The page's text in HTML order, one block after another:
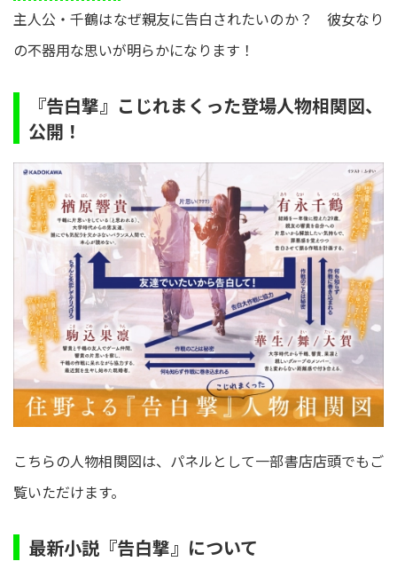
主人公・千鶴はなぜ親友に告白されたいのか？ 彼女なり
の不器用な思いが明らかになります！
『告白撃』こじれまくった登場人物相関図、
公開！
こちらの人物相関図は、パネルとして一部書店店頭でもご
覧いただけます。
最新小説『告白撃』について